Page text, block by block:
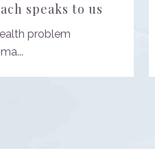
speaks to us
problem